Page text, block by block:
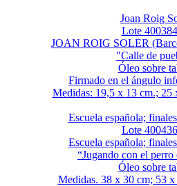
Joan Roig
Lote
JOAN ROIG SOLER
"Calle de
Óleo sobre
Firmado en el ángulo
Medidas: 19,5 x 13 cm.; 25
Escuela española;
Lote
Escuela española;
“Jugando con el perro
Óleo sobre
Medidas. 38 x 30 cm; 53